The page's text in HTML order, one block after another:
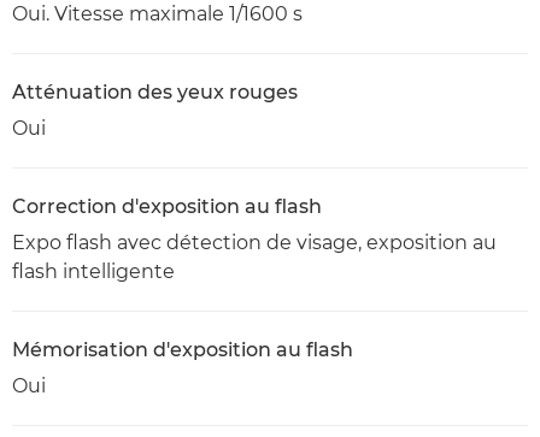
Oui. Vitesse maximale 1/1600 s
Atténuation des yeux rouges
Oui
Correction d'exposition au flash
Expo flash avec détection de visage, exposition au
flash intelligente
Mémorisation d'exposition au flash
Oui